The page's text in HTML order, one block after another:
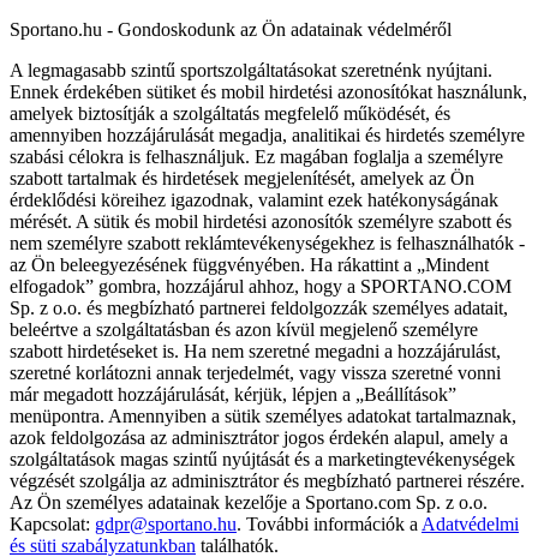
Sportano.hu - Gondoskodunk az Ön adatainak védelméről
A legmagasabb szintű sportszolgáltatásokat szeretnénk nyújtani.
Ennek érdekében sütiket és mobil hirdetési azonosítókat használunk,
amelyek biztosítják a szolgáltatás megfelelő működését, és
amennyiben hozzájárulását megadja, analitikai és hirdetés személyre
szabási célokra is felhasználjuk. Ez magában foglalja a személyre
szabott tartalmak és hirdetések megjelenítését, amelyek az Ön
érdeklődési köreihez igazodnak, valamint ezek hatékonyságának
mérését. A sütik és mobil hirdetési azonosítók személyre szabott és
nem személyre szabott reklámtevékenységekhez is felhasználhatók -
az Ön beleegyezésének függvényében. Ha rákattint a „Mindent
elfogadok” gombra, hozzájárul ahhoz, hogy a SPORTANO.COM
Sp. z o.o. és megbízható partnerei feldolgozzák személyes adatait,
beleértve a szolgáltatásban és azon kívül megjelenő személyre
szabott hirdetéseket is. Ha nem szeretné megadni a hozzájárulást,
szeretné korlátozni annak terjedelmét, vagy vissza szeretné vonni
már megadott hozzájárulását, kérjük, lépjen a „Beállítások”
menüpontra. Amennyiben a sütik személyes adatokat tartalmaznak,
azok feldolgozása az adminisztrátor jogos érdekén alapul, amely a
szolgáltatások magas szintű nyújtását és a marketingtevékenységek
végzését szolgálja az adminisztrátor és megbízható partnerei részére.
Az Ön személyes adatainak kezelője a Sportano.com Sp. z o.o.
Kapcsolat: gdpr@sportano.hu. További információk a Adatvédelmi
és süti szabályzatunkban találhatók.